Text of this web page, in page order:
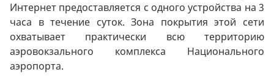
Интернет предоставляется с одного устройства на 3
часа в течение суток. Зона покрытия этой сети
охватывает практически всю территорию
аэровокзального комплекса Национального
аэропорта.